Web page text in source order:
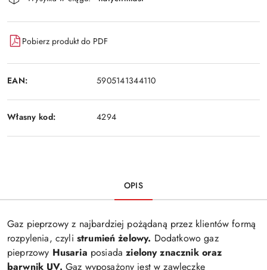
dostawa
Pobierz produkt do PDF
EAN: 5905141344110
Własny kod: 4294
OPIS
Gaz pieprzowy z najbardziej pożądaną przez klientów formą
rozpylenia, czyli strumień żelowy. Dodatkowo gaz
pieprzowy Husaria posiada zielony znacznik oraz
barwnik UV. Gaz wyposażony jest w zawleczkę